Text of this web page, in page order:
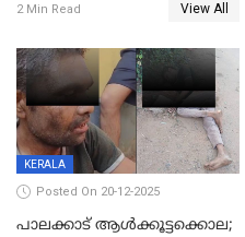
ഊർജ്ജിതമാക്കിമാക്കി
2 Min Read View All
KERALA
Posted On 20-12-2025
പാലക്കാട് ആൾക്കൂട്ടക്കൊല;